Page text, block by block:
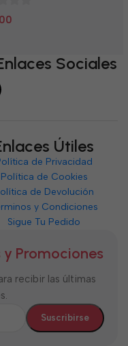
Sociales
Útiles
de Privacidad
Política de Cookies
de Devolución
y Condiciones
Sigue Tu Pedido
Promociones
recibir las últimas